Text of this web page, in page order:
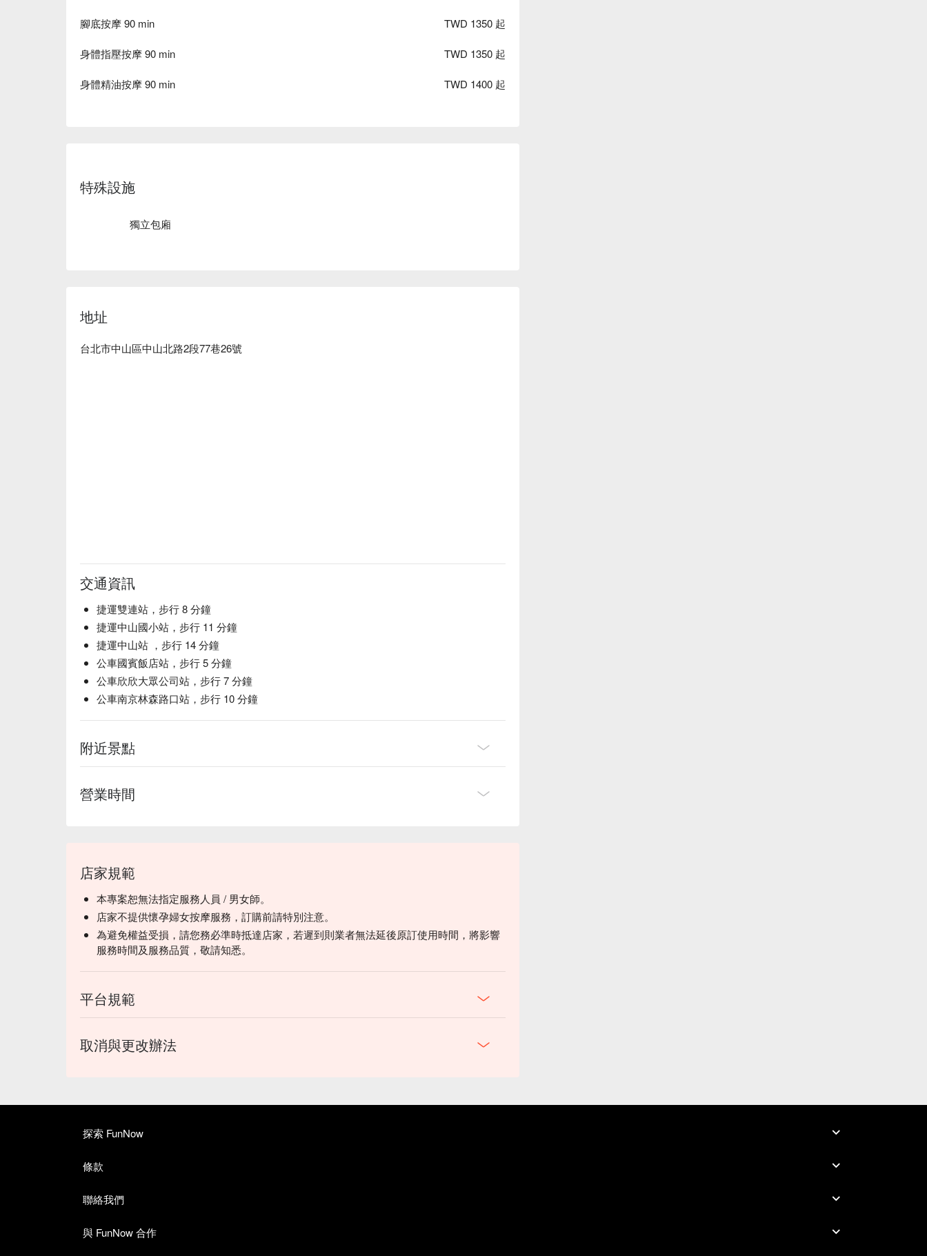
腳底按摩 90 min TWD 1350 起
身體指壓按摩 90 min TWD 1350 起
身體精油按摩 90 min TWD 1400 起
特殊設施
獨立包廂
地址
台北市中山區中山北路2段77巷26號
交通資訊
捷運雙連站，步行 8 分鐘
捷運中山國小站，步行 11 分鐘
捷運中山站 ，步行 14 分鐘
公車國賓飯店站，步行 5 分鐘
公車欣欣大眾公司站，步行 7 分鐘
公車南京林森路口站，步行 10 分鐘
附近景點
營業時間
店家規範
本專案恕無法指定服務人員 / 男女師。
店家不提供懷孕婦女按摩服務，訂購前請特別注意。
為避免權益受損，請您務必準時抵達店家，若遲到則業者無法延後原訂使用時間，將影響
服務時間及服務品質，敬請知悉。
平台規範
取消與更改辦法
探索 FunNow
條款
聯絡我們
與 FunNow 合作